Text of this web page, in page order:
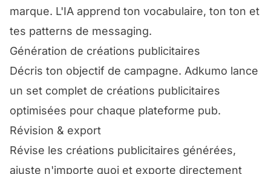
marque. L'IA apprend ton vocabulaire, ton ton et
tes patterns de messaging.
Génération de créations publicitaires
Décris ton objectif de campagne. Adkumo lance
un set complet de créations publicitaires
optimisées pour chaque plateforme pub.
Révision & export
Révise les créations publicitaires générées,
ajuste n'importe quoi et exporte directement